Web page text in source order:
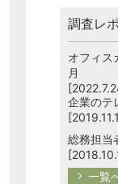
調査レ
オフィス
月
企業のテ
総務担当
一覧